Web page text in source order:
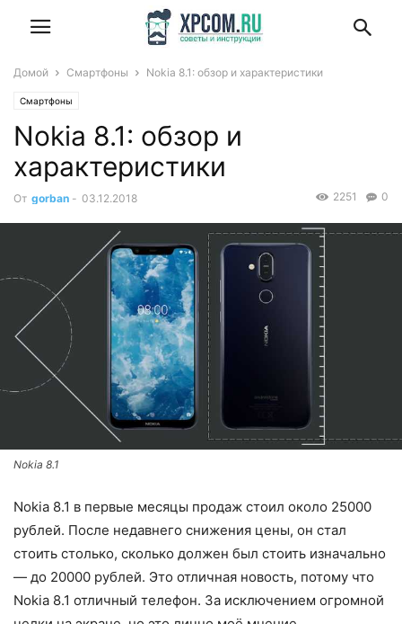
Домой Смартфоны Nokia 8.1: обзор и характеристики
Смартфоны
Nokia 8.1: обзор и
характеристики
От gorban - 03.12.2018 0
2251
Nokia 8.1
Nokia 8.1 в первые месяцы продаж стоил около 25000
рублей. После недавнего снижения цены, он стал
стоить столько, сколько должен был стоить изначально
— до 20000 рублей. Это отличная новость, потому что
Nokia 8.1 отличный телефон. За исключением огромной